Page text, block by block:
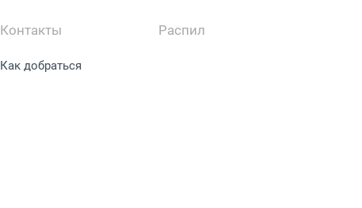
Контакты
Как добраться
Распил